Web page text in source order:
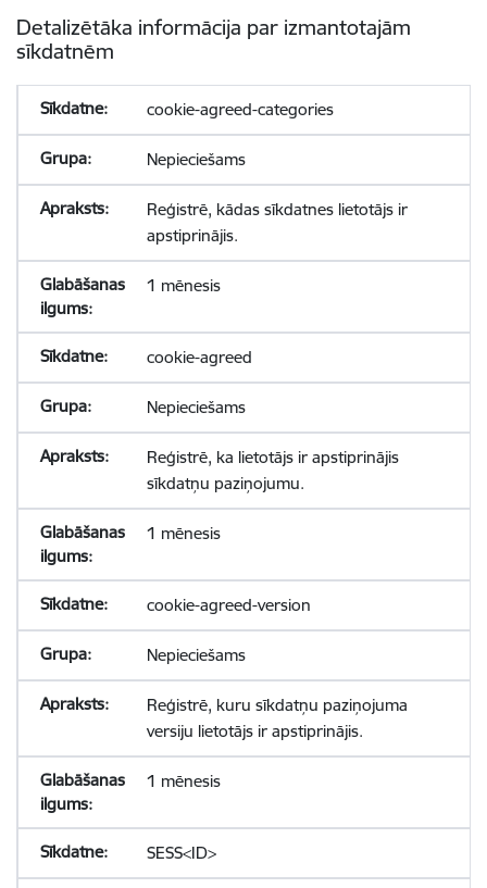
Detalizētāka informācija par izmantotajām
sīkdatnēm
cookie-agreed-categories
Nepieciešams
Reģistrē, kādas sīkdatnes lietotājs ir
apstiprinājis.
1 mēnesis
cookie-agreed
Nepieciešams
Reģistrē, ka lietotājs ir apstiprinājis
sīkdatņu paziņojumu.
1 mēnesis
cookie-agreed-version
Nepieciešams
Reģistrē, kuru sīkdatņu paziņojuma
versiju lietotājs ir apstiprinājis.
1 mēnesis
SESS<ID>